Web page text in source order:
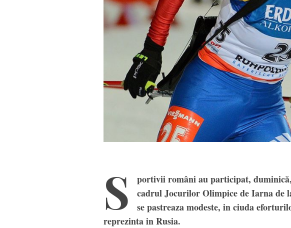
S
portivii români au participat,
cadrul Jocurilor Olimpice de Iarna de
se pastreaza modeste, in ciuda
reprezinta in Rusia.